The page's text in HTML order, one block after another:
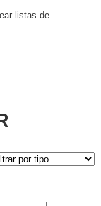
listas de